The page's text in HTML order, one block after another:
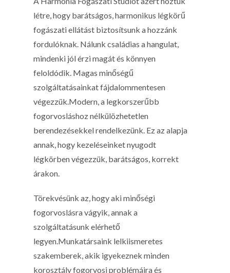
létre, hogy barátságos, harmonikus légkörű
fogászati ellátást biztosítsunk a hozzánk
fordulóknak. Nálunk családias a hangulat,
mindenki jól érzi magát és könnyen
feloldódik. Magas minőségű
szolgáltatásainkat fájdalommentesen
végezzük.Modern, a legkorszerűbb
fogorvosláshoz nélkülözhetetlen
berendezésekkel rendelkezünk. Ez az alapja
annak, hogy kezeléseinket nyugodt
légkörben végezzük, barátságos, korrekt
árakon.
Törekvésünk az, hogy aki minőségi
fogorvoslásra vágyik, annak a
szolgáltatásunk elérhető
legyen.Munkatársaink lelkiismeretes
szakemberek, akik igyekeznek minden
korosztály fogorvosi problémáira és